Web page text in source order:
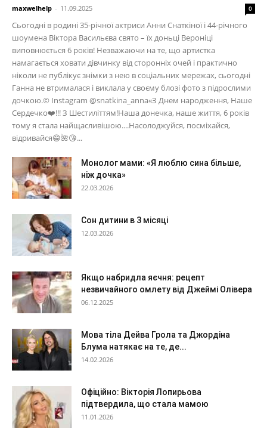
maxwelhelp - 11.09.2025 0
Сьогодні в родині 35-річної актриси Анни Снаткіної і 44-річного
шоумена Віктора Васильєва свято – їх доньці Вероніці
виповнюється 6 років! Незважаючи на те, що артистка
намагається ховати дівчинку від сторонніх очей і практично
ніколи не публікує знімки з нею в соціальних мережах, сьогодні
Ганна не втрималася і виклала у своєму блозі фото з підрослими
дочкою.© Instagram @snatkina_anna«З Днем народження, Наше
Сердечко❤️!!! З Шестиліттям!Наша донечка, наше життя, 6 років
тому я стала найщасливішою....Насолоджуйся, посміхайся,
відривайся😁🌺😘...
Монолог мами: «Я люблю сина більше,
ніж дочка»
22.03.2026
Сон дитини в 3 місяці
12.03.2026
Якщо набридла яєчня: рецепт
незвичайного омлету від Джеймі Олівера
06.12.2025
Мова тіла Дейва Грола та Джордіна
Блума натякає на те, де...
14.02.2026
Офіційно: Вікторія Лопирьова
підтвердила, що стала мамою
11.01.2026